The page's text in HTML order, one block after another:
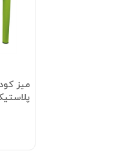
میز
پلاستیک